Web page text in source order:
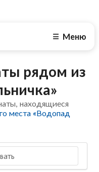
☰ Меню
рядом из
находящиеся
места «Водопад